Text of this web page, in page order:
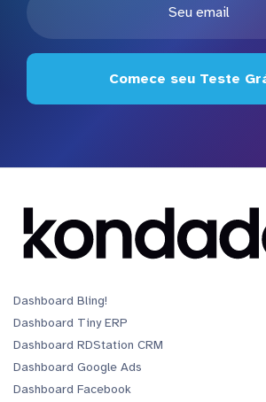
Comece seu Teste
Dashboard Bling!
Dashboard Tiny ERP
Dashboard RDStation CRM
Dashboard Google Ads
Dashboard Facebook